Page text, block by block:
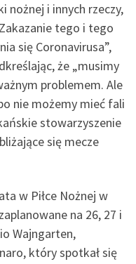
nożnej i innych rzeczy,
tego i tego
się Coronavirusa”,
że „musimy
problemem. Ale
nie możemy mieć fali
stowarzyszenie
się mecze
w Piłce Nożnej w
na 26, 27 i
Wajngarten,
który spotkał się